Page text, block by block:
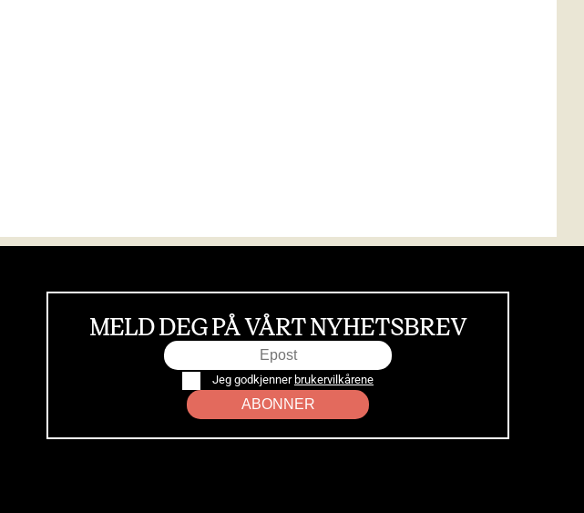
MELD DEG PÅ VÅRT NYHETSBREV
Jeg godkjenner brukervilkårene
ABONNER